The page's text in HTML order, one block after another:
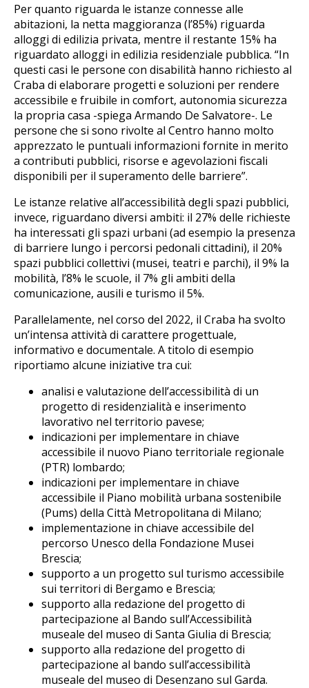
Per quanto riguarda le istanze connesse alle
abitazioni, la netta maggioranza (l’85%) riguarda
alloggi di edilizia privata, mentre il restante 15% ha
riguardato alloggi in edilizia residenziale pubblica. “In
questi casi le persone con disabilità hanno richiesto al
Craba di elaborare progetti e soluzioni per rendere
accessibile e fruibile in comfort, autonomia sicurezza
la propria casa -spiega Armando De Salvatore-. Le
persone che si sono rivolte al Centro hanno molto
apprezzato le puntuali informazioni fornite in merito
a contributi pubblici, risorse e agevolazioni fiscali
disponibili per il superamento delle barriere”.
Le istanze relative all’accessibilità degli spazi pubblici,
invece, riguardano diversi ambiti: il 27% delle richieste
ha interessati gli spazi urbani (ad esempio la presenza
di barriere lungo i percorsi pedonali cittadini), il 20%
spazi pubblici collettivi (musei, teatri e parchi), il 9% la
mobilità, l’8% le scuole, il 7% gli ambiti della
comunicazione, ausili e turismo il 5%.
Parallelamente, nel corso del 2022, il Craba ha svolto
un’intensa attività di carattere progettuale,
informativo e documentale. A titolo di esempio
riportiamo alcune iniziative tra cui:
analisi e valutazione dell’accessibilità di un
progetto di residenzialità e inserimento
lavorativo nel territorio pavese;
indicazioni per implementare in chiave
accessibile il nuovo Piano territoriale regionale
(PTR) lombardo;
indicazioni per implementare in chiave
accessibile il Piano mobilità urbana sostenibile
(Pums) della Città Metropolitana di Milano;
implementazione in chiave accessibile del
percorso Unesco della Fondazione Musei
Brescia;
supporto a un progetto sul turismo accessibile
sui territori di Bergamo e Brescia;
supporto alla redazione del progetto di
partecipazione al Bando sull’Accessibilità
museale del museo di Santa Giulia di Brescia;
supporto alla redazione del progetto di
partecipazione al bando sull’accessibilità
museale del museo di Desenzano sul Garda.